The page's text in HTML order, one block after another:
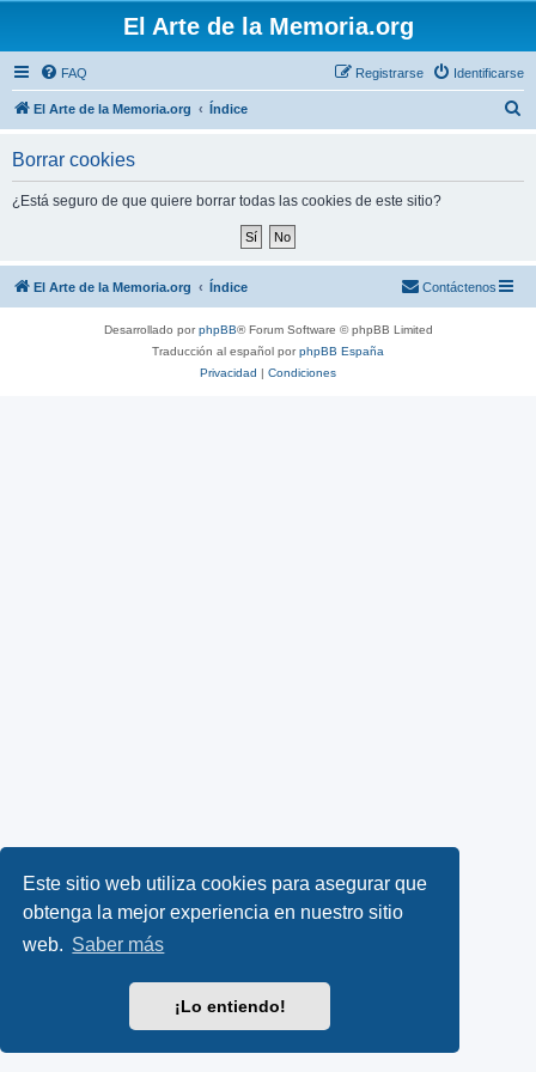
Este sitio web utiliza cookies para asegurar que
obtenga la mejor experiencia en nuestro sitio
web. Saber más
¡Lo entiendo!
El Arte de la Memoria.org
FAQ Identificarse
Registrarse
El Arte de la Memoria.org Índice
Borrar cookies
¿Está seguro de que quiere borrar todas las cookies de este sitio?
El Arte de la Memoria.org Índice Contáctenos
Desarrollado porphpBB® Forum Software © phpBB Limited
Traducción al español porphpBB España
Privacidad | Condiciones